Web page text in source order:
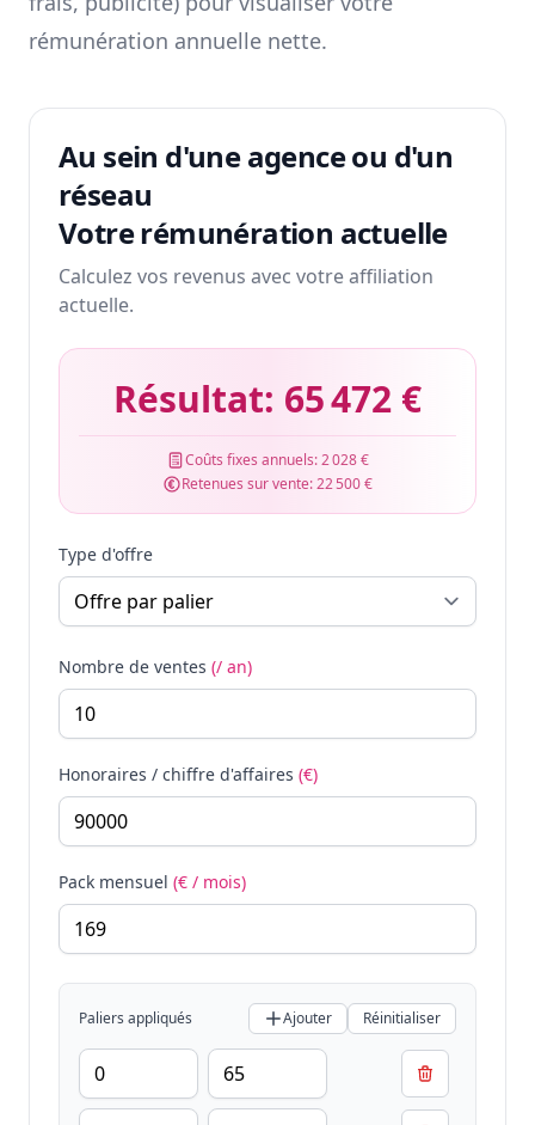
rémunération annuelle nette.
Au sein d'une agence ou d'un
réseau
Votre rémunération actuelle
Calculez vos revenus avec votre affiliation
actuelle.
Résultat: 65 472 €
Coûts fixes annuels:2 028 €
Retenues sur vente:22 500 €
Type d'offre
Nombre de ventes (/ an)
Honoraires / chiffre d'affaires (€)
Pack mensuel (€ / mois)
Paliers appliqués Ajouter Réinitialiser